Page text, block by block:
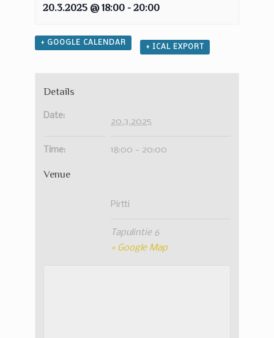
20.3.2025 @ 18:00- 20:00
+ GOOGLE CALENDAR
+ ICAL EXPORT
Details
Date:
20.3.2025
Time: 18:00 - 20:00
Venue
Pirtti
Tapulintie 6
+ Google Map